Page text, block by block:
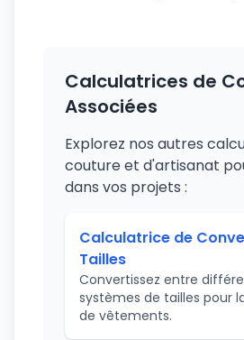
Calculatrices de
Associées
Explorez nos autres
couture et d'artisanat
dans vos projets :
Calculatrice de
Tailles
Convertissez entre
systèmes de tailles pour
de vêtements.